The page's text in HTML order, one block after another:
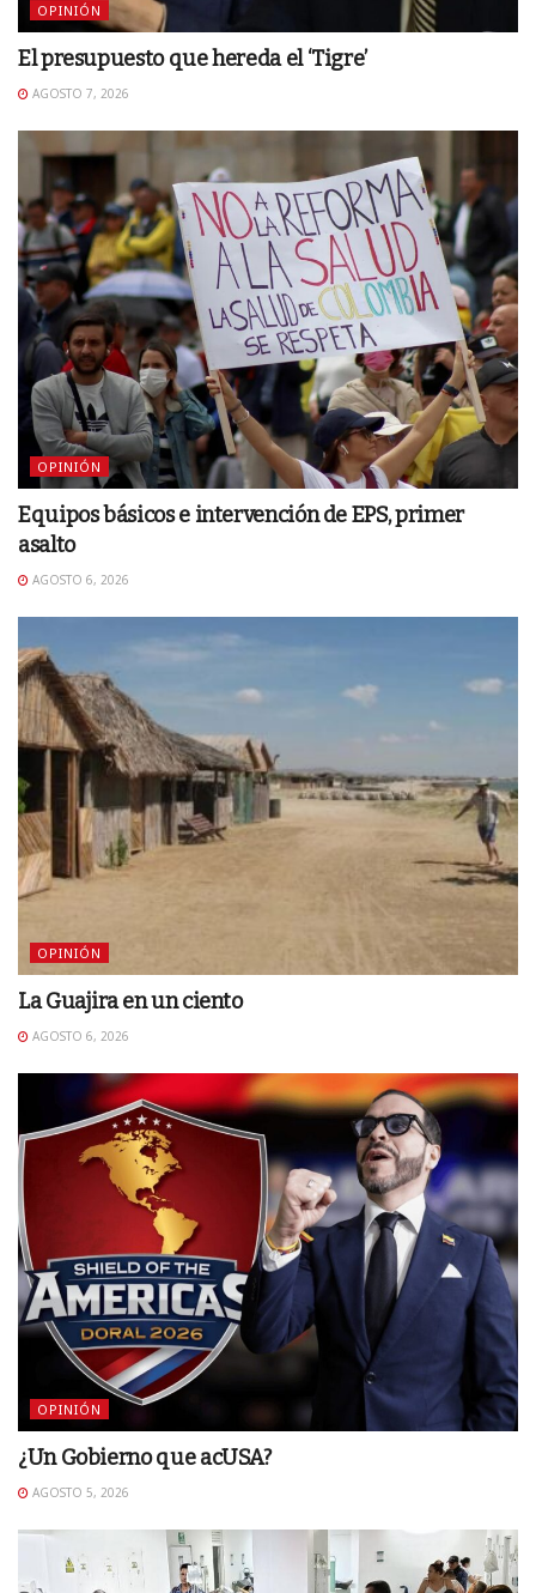
OPINIÓN
El presupuesto que hereda el ‘Tigre’
AGOSTO 7, 2026
OPINIÓN
Equipos básicos e intervención de EPS, primer
asalto
AGOSTO 6, 2026
OPINIÓN
La Guajira en un ciento
AGOSTO 6, 2026
OPINIÓN
¿Un Gobierno que acUSA?
AGOSTO 5, 2026